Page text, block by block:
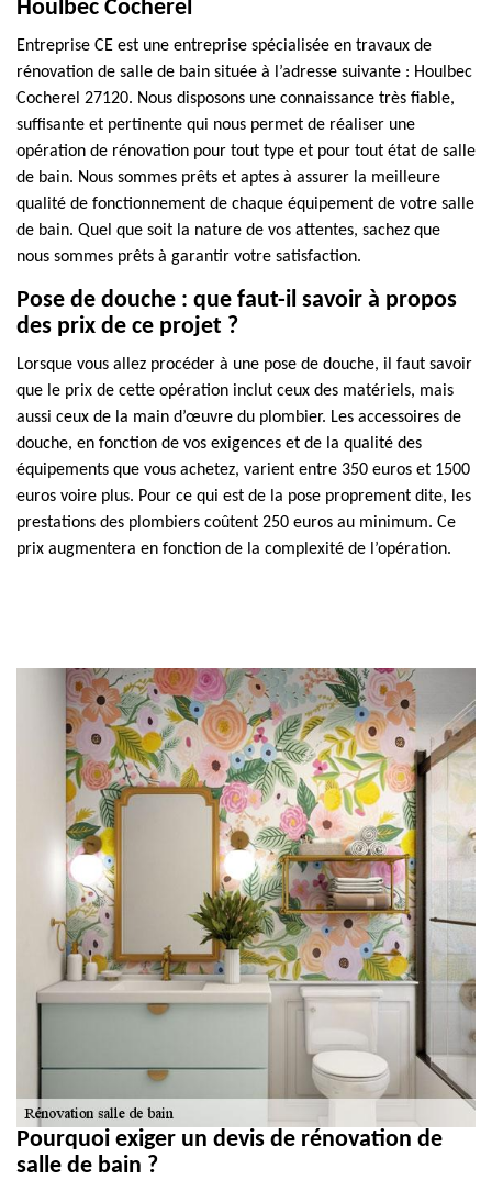
Houlbec Cocherel
Entreprise CE est une entreprise spécialisée en travaux de
rénovation de salle de bain située à l’adresse suivante : Houlbec
Cocherel 27120. Nous disposons une connaissance très fiable,
suffisante et pertinente qui nous permet de réaliser une
opération de rénovation pour tout type et pour tout état de salle
de bain. Nous sommes prêts et aptes à assurer la meilleure
qualité de fonctionnement de chaque équipement de votre salle
de bain. Quel que soit la nature de vos attentes, sachez que
nous sommes prêts à garantir votre satisfaction.
Pose de douche : que faut-il savoir à propos
des prix de ce projet ?
Lorsque vous allez procéder à une pose de douche, il faut savoir
que le prix de cette opération inclut ceux des matériels, mais
aussi ceux de la main d’œuvre du plombier. Les accessoires de
douche, en fonction de vos exigences et de la qualité des
équipements que vous achetez, varient entre 350 euros et 1500
euros voire plus. Pour ce qui est de la pose proprement dite, les
prestations des plombiers coûtent 250 euros au minimum. Ce
prix augmentera en fonction de la complexité de l’opération.
Pourquoi exiger un devis de rénovation de
salle de bain ?